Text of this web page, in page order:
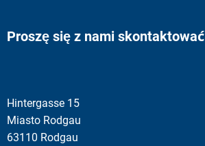
Proszę się z nami skontaktować
Hintergasse 15
Miasto Rodgau
63110 Rodgau